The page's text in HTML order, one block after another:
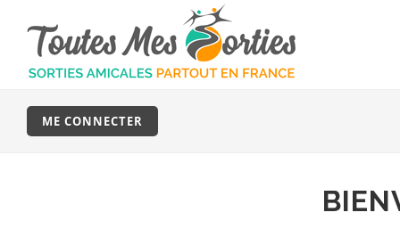
ME CONNECTER